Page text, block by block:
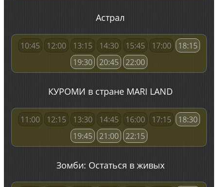
Астрал
10:45 12:00 13:15 14:30 15:45 17:00
18:15
19:30
20:45 22:00
КУРОМИ в стране MARI LAND
11:00 12:15 13:30 14:45 16:00 17:15
18:30
19:45
21:00 22:15
Зомби: Остаться в живых